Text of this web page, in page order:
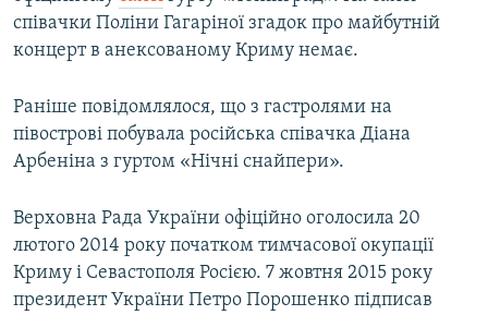
співачки Поліни Гагаріної згадок про майбутній
концерт в анексованому Криму немає.
Раніше повідомлялося, що з гастролями на
півострові побувала російська співачка Діана
Арбеніна з гуртом «Нічні снайпери».
Верховна Рада України офіційно оголосила 20
лютого 2014 року початком тимчасової окупації
Криму і Севастополя Росією. 7 жовтня 2015 року
президент України Петро Порошенко підписав